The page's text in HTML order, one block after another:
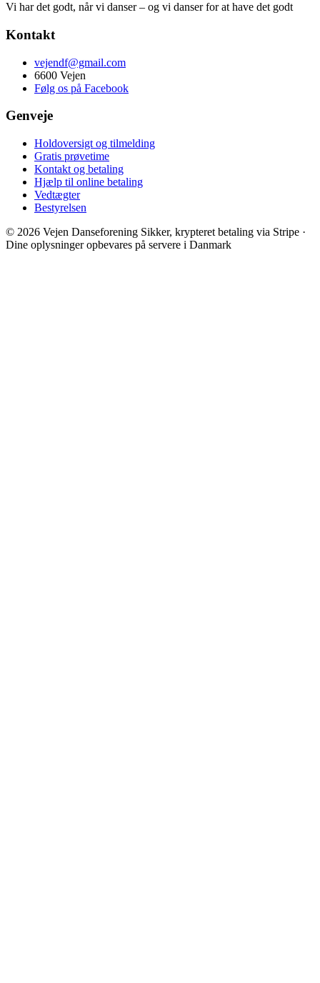
Vi har det godt, når vi danser – og vi danser for at have det godt
Kontakt
vejendf@gmail.com
6600 Vejen
Følg os på Facebook
Genveje
Holdoversigt og tilmelding
Gratis prøvetime
Kontakt og betaling
Hjælp til online betaling
Vedtægter
Bestyrelsen
© 2026 Vejen Danseforening Sikker, krypteret betaling via Stripe ·
Dine oplysninger opbevares på servere i Danmark